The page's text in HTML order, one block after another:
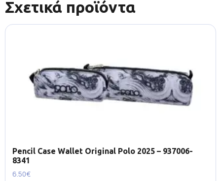
Σχετικά προϊόντα
Pencil Case Wallet Original Polo 2025 – 937006-
8341
6.50€